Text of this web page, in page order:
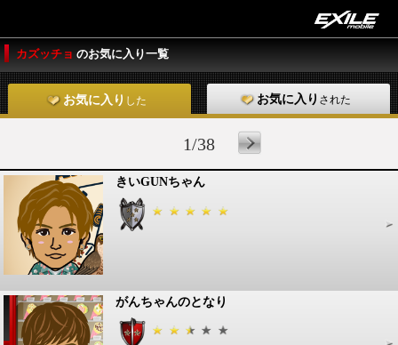
カズッチョ のお気に入り一覧
お気に入り した お気に入り された
1/38
きいGUNちゃん
がんちゃんのとなり